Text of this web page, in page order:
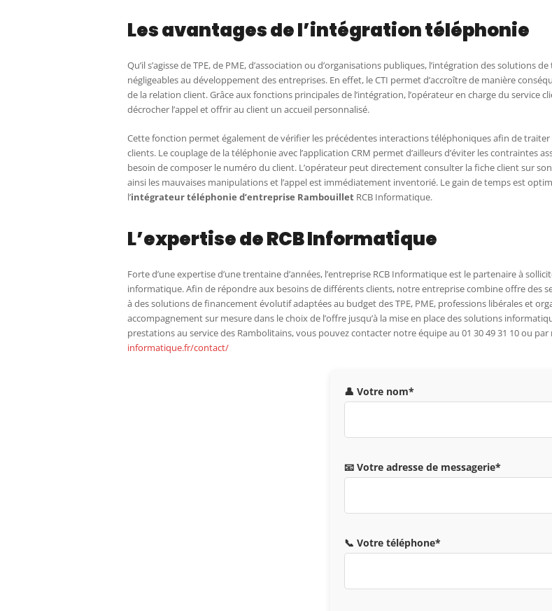
Les avantages de l’intégration téléphonie
Qu’il s’agisse de TPE, de PME, d’association ou d’organisations publiques, l’intégration des
négligeables au développement des entreprises. En effet, le CTI permet d’accroître de manière
de la relation client. Grâce aux fonctions principales de l’intégration, l’opérateur en charge du
décrocher l’appel et offrir au client un accueil personnalisé.
Cette fonction permet également de vérifier les précédentes interactions téléphoniques afin de
clients. Le couplage de la téléphonie avec l’application CRM permet d’ailleurs d’éviter les contraintes
besoin de composer le numéro du client. L’opérateur peut directement consulter la fiche client sur
ainsi les mauvaises manipulations et l’appel est immédiatement inventorié. Le gain de temps est
l’intégrateur téléphonie d’entreprise Rambouillet RCB Informatique.
L’expertise de RCB Informatique
Forte d’une expertise d’une trentaine d’années, l’entreprise RCB Informatique est le partenaire à
informatique. Afin de répondre aux besoins de différents clients, notre entreprise combine offre des
à des solutions de financement évolutif adaptées au budget des TPE, PME, professions libérales et
accompagnement sur mesure dans le choix de l’offre jusqu’à la mise en place des solutions
prestations au service des Rambolitains, vous pouvez contacter notre équipe au 01 30 49 31 10 ou
informatique.fr/contact/
👤 Votre nom*
📧 Votre adresse de messagerie*
📞 Votre téléphone*